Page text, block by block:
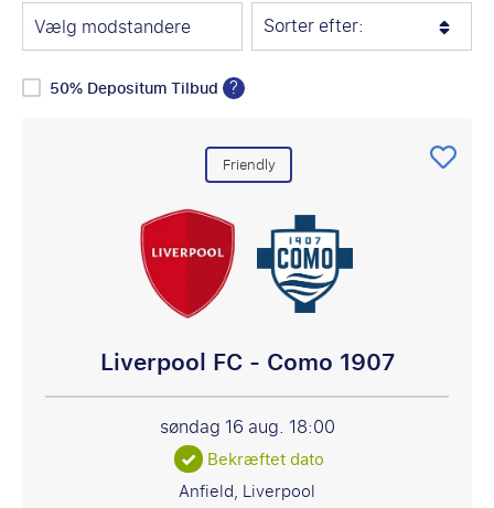
Vælg modstandere Sorter efter:
50% Depositum Tilbud ?
Friendly
Liverpool FC - Como 1907
søndag 16 aug. 18:00
Bekræftet dato
Anfield, Liverpool